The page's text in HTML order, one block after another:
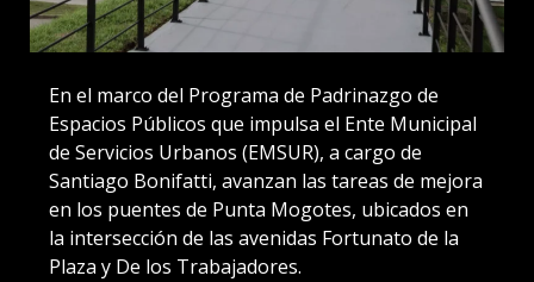
En el marco del Programa de Padrinazgo de
Espacios Públicos que impulsa el Ente Municipal
de Servicios Urbanos (EMSUR), a cargo de
Santiago Bonifatti, avanzan las tareas de mejora
en los puentes de Punta Mogotes, ubicados en
la intersección de las avenidas Fortunato de la
Plaza y De los Trabajadores.